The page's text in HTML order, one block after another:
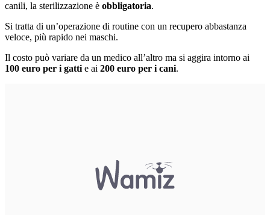
canili, la sterilizzazione è obbligatoria.
Si tratta di un’operazione di routine con un recupero abbastanza
veloce, più rapido nei maschi.
Il costo può variare da un medico all’altro ma si aggira intorno ai
100 euro per i gatti e ai 200 euro per i cani.